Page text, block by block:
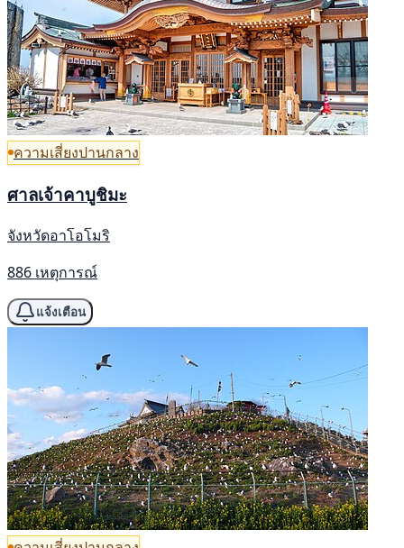
ความเสี่ยงปานกลาง
ศาลเจ้าคาบูชิมะ
จังหวัดอาโอโมริ
886 เหตุการณ์
แจ้งเตือน